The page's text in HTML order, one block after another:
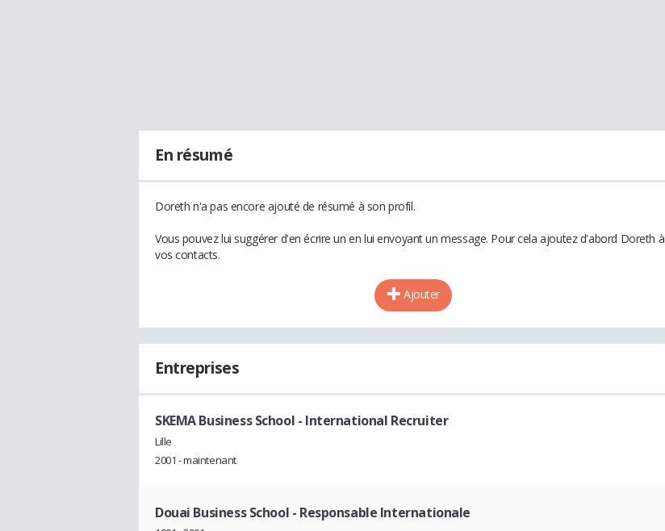
En résumé
Doreth n'a pas encore ajouté de résumé à son profil.
Vous pouvez lui suggérer d'en écrire un en lui envoyant un message. Pour cela ajoutez d'abord Doreth à
vos contacts.
Ajouter
Entreprises
SKEMA Business School - International Recruiter
Lille
2001 - maintenant
Douai Business School - Responsable Internationale